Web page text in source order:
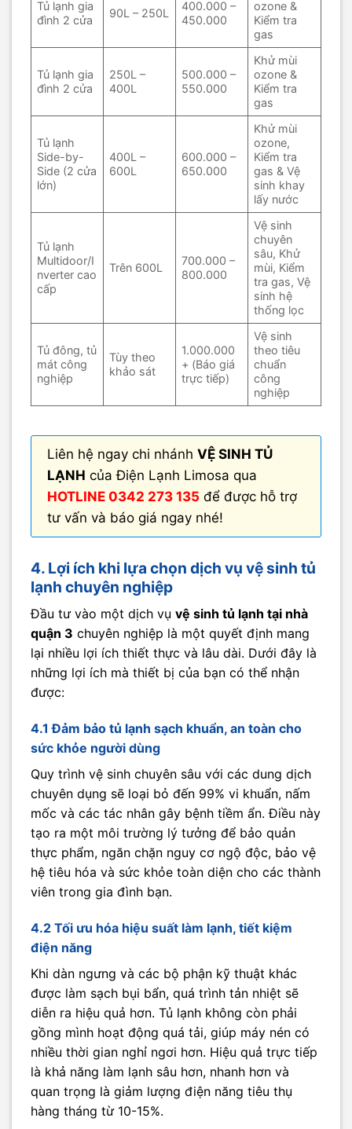
Tủ lạnh gia
đình 2 cửa
90L – 250L
400.000 –
450.000
ozone &
Kiểm tra
gas
Tủ lạnh gia
đình 2 cửa
250L –
400L
500.000 –
550.000
Khử mùi
ozone &
Kiểm tra
gas
Tủ lạnh
Side-by-
Side (2 cửa
lớn)
400L –
600L
600.000 –
650.000
Khử mùi
ozone,
Kiểm tra
gas & Vệ
sinh khay
lấy nước
Tủ lạnh
Multidoor/I
nverter cao
cấp
Trên 600L
700.000 –
800.000
Vệ sinh
chuyên
sâu, Khử
mùi, Kiểm
tra gas, Vệ
sinh hệ
thống lọc
Tủ đông, tủ
mát công
nghiệp
Tùy theo
khảo sát
1.000.000
+ (Báo giá
trực tiếp)
Vệ sinh
theo tiêu
chuẩn
công
nghiệp
Liên hệ ngay chi nhánh VỆ SINH TỦ
LẠNH của Điện Lạnh Limosa qua
HOTLINE 0342 273 135 để được hỗ trợ
tư vấn và báo giá ngay nhé!
4. Lợi ích khi lựa chọn dịch vụ vệ sinh tủ
lạnh chuyên nghiệp
Đầu tư vào một dịch vụ vệ sinh tủ lạnh tại nhà
quận 3 chuyên nghiệp là một quyết định mang
lại nhiều lợi ích thiết thực và lâu dài. Dưới đây là
những lợi ích mà thiết bị của bạn có thể nhận
được:
4.1 Đảm bảo tủ lạnh sạch khuẩn, an toàn cho
sức khỏe người dùng
Quy trình vệ sinh chuyên sâu với các dung dịch
chuyên dụng sẽ loại bỏ đến 99% vi khuẩn, nấm
mốc và các tác nhân gây bệnh tiềm ẩn. Điều này
tạo ra một môi trường lý tưởng để bảo quản
thực phẩm, ngăn chặn nguy cơ ngộ độc, bảo vệ
hệ tiêu hóa và sức khỏe toàn diện cho các thành
viên trong gia đình bạn.
4.2 Tối ưu hóa hiệu suất làm lạnh, tiết kiệm
điện năng
Khi dàn ngưng và các bộ phận kỹ thuật khác
được làm sạch bụi bẩn, quá trình tản nhiệt sẽ
diễn ra hiệu quả hơn. Tủ lạnh không còn phải
gồng mình hoạt động quá tải, giúp máy nén có
nhiều thời gian nghỉ ngơi hơn. Hiệu quả trực tiếp
là khả năng làm lạnh sâu hơn, nhanh hơn và
quan trọng là giảm lượng điện năng tiêu thụ
hàng tháng từ 10-15%.